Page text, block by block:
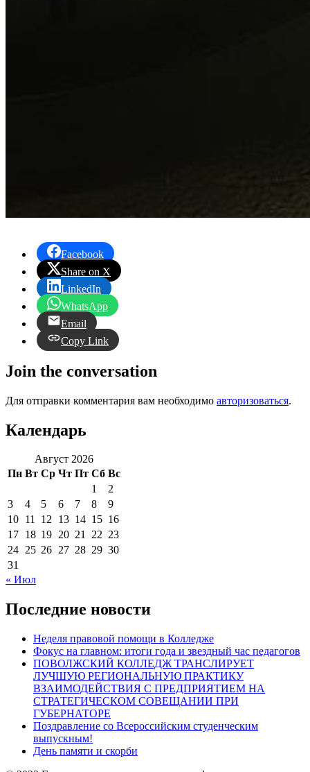
Facebook
Share on X
LinkedIn
WhatsApp
Email
Copy Link
Join the conversation
Для отправки комментария вам необходимо авторизоваться.
Календарь
Август 2026
Пн Вт Ср Чт Пт Сб Вс
1
2
3
4 5 6 7 8
9
10 11 12 13 14 15 16
17 18 19 20 21 22 23
24 25 26 27 28 29 30
31
« Июл
Последние новости
Неделя правовой помощи в Колледже
Фокус на главном: итоги года и звездный час педагогов
ПОВОЛЖСКИЙ КОЛЛЕДЖ ТРАНСЛИРУЕТ
ЛУЧШУЮ РЕГИОНАЛЬНУЮ ПРАКТИКУ
ВЗАИМОДЕЙСТВИЯ С ПРЕДПРИЯТИЕМ НА
СТРАТЕГИЧЕСКОМ СОВЕЩАНИИ ПРИ
ГУБЕРНАТОРЕ
Поздравление со Всероссийским студенческим
выпускным!
День памяти и скорби